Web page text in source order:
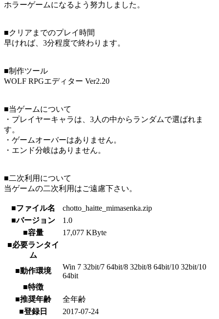
ホラーゲームになるよう努力しました。
■クリアまでのプレイ時間
早ければ、3分程度で終わります。
■制作ツール
WOLF RPGエディター Ver2.20
■当ゲームについて
・プレイヤーキャラは、3人の中からランダムで選ばれま
す。
・ゲームオーバーはありません。
・エンド分岐はありません。
■二次利用について
当ゲームの二次利用はご遠慮下さい。
■ファイル名
chotto_haitte_mimasenka.zip
■バージョン
1.0
■容量
17,077 KByte
■必要ランタイ
ム
■動作環境
Win 7 32bit/7 64bit/8 32bit/8 64bit/10 32bit/10
64bit
■特徴
■推奨年齢
全年齢
■登録日
2017-07-24